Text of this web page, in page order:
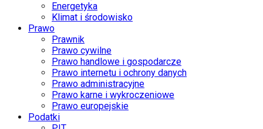
Energetyka
Klimat i środowisko
Prawo
Prawnik
Prawo cywilne
Prawo handlowe i gospodarcze
Prawo internetu i ochrony danych
Prawo administracyjne
Prawo karne i wykroczeniowe
Prawo europejskie
Podatki